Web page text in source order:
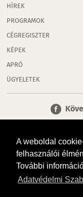
A weboldal
felhasználói
További
Adatvédelmi
HÍREK
PROGRAMOK
CÉGREGISZTER
KÉPEK
APRÓ
ÜGYELETEK
Tudj meg többet
menü, cégek…. és